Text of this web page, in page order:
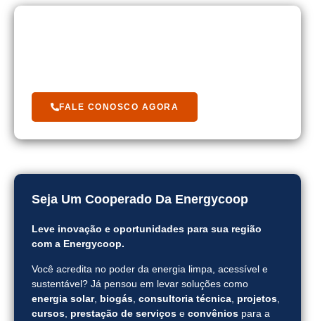
FALE CONOSCO AGORA
Seja Um Cooperado Da Energycoop
Leve inovação e oportunidades para sua região
com a Energycoop.
Você acredita no poder da energia limpa, acessível e
sustentável? Já pensou em levar soluções como
energia solar, biogás consultoria técnica projetos
cursos prestação de serviços e convênios para a